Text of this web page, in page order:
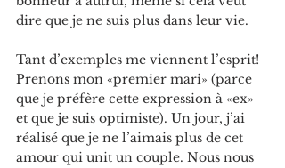
dire que je ne suis plus dans leur vie.
Tant d’exemples me viennent l’esprit!
Prenons mon «premier mari» (parce
que je préfère cette expression à «ex»
et que je suis optimiste). Un jour, j’ai
réalisé que je ne l’aimais plus de cet
amour qui unit un couple. Nous nous